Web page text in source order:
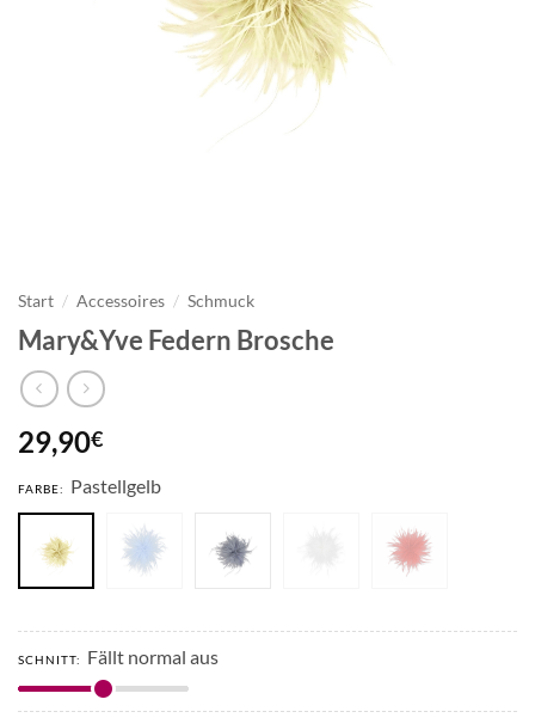
Start / Accessoires / Schmuck
Mary&Yve Federn Brosche
29,90€
FARBE: Pastellgelb
SCHNITT: Fällt normal aus